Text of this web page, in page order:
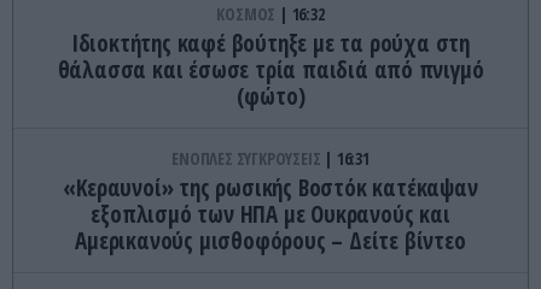
ΚΟΣΜΟΣ 16:32
Ιδιοκτήτης καφέ βούτηξε με τα ρούχα στη
θάλασσα και έσωσε τρία παιδιά από πνιγμό
(φώτο)
ΕΝΟΠΛΕΣ ΣΥΓΚΡΟΥΣΕΙΣ 16:31
«Κεραυνοί» της ρωσικής Βοστόκ κατέκαψαν
εξοπλισμό των ΗΠΑ με Ουκρανούς και
Αμερικανούς μισθοφόρους – Δείτε βίντεο